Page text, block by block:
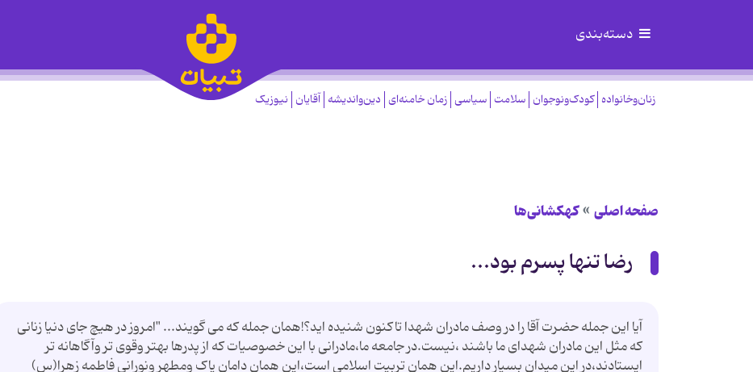
دسته‌بندی
زنان‌وخانواده کودک‌ونوجوان سلامت سیاسی زمان خامنه‌ای دین‌واندیشه آقایان نیوزیک
صفحه اصلی کهکشانی‌ها
رضا تنها پسرم بود...
آیا این جمله حضرت آقا را در وصف مادران شهدا تاکنون شنیده اید؟!همان جمله که می گویند... "امروز در هیچ جای دنیا زنانی
که مثل این مادران شهدای ما باشند ،نیست.در جامعه ما،مادرانی با این خصوصیات که از پدرها بهتر وقوی تر وآگاهانه تر
ایستادند،در این میدان بسیار داریم.این همان تربیت اسلامی است،این همان دامان پاک ومطهر ونورانی فاطمه زهرا(س)